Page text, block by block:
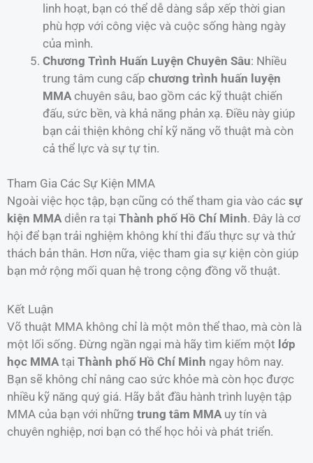
linh hoạt, bạn có thể dễ dàng sắp xếp thời gian
phù hợp với công việc và cuộc sống hàng ngày
của mình.
Chương Trình Huấn Luyện Chuyên Sâu: Nhiều
trung tâm cung cấp chương trình huấn luyện
MMA chuyên sâu, bao gồm các kỹ thuật chiến
đấu, sức bền, và khả năng phản xạ. Điều này giúp
bạn cải thiện không chỉ kỹ năng võ thuật mà còn
cả thể lực và sự tự tin.
Tham Gia Các Sự Kiện MMA
Ngoài việc học tập, bạn cũng có thể tham gia vào các sự
kiện MMAdiễn ra tại Thành phố Hồ Chí Minh. Đây là cơ
hội để bạn trải nghiệm không khí thi đấu thực sự và thử
thách bản thân. Hơn nữa, việc tham gia sự kiện còn giúp
bạn mở rộng mối quan hệ trong cộng đồng võ thuật.
Kết Luận
Võ thuật MMA không chỉ là một môn thể thao, mà còn là
một lối sống. Đừng ngần ngại mà hãy tìm kiếm một lớp
học MMA tại Thành phố Hồ Chí Minh ngay hôm nay.
Bạn sẽ không chỉ nâng cao sức khỏe mà còn học được
nhiều kỹ năng quý giá. Hãy bắt đầu hành trình luyện tập
MMA của bạn với những trung tâm MMA uy tín và
chuyên nghiệp, nơi bạn có thể học hỏi và phát triển.